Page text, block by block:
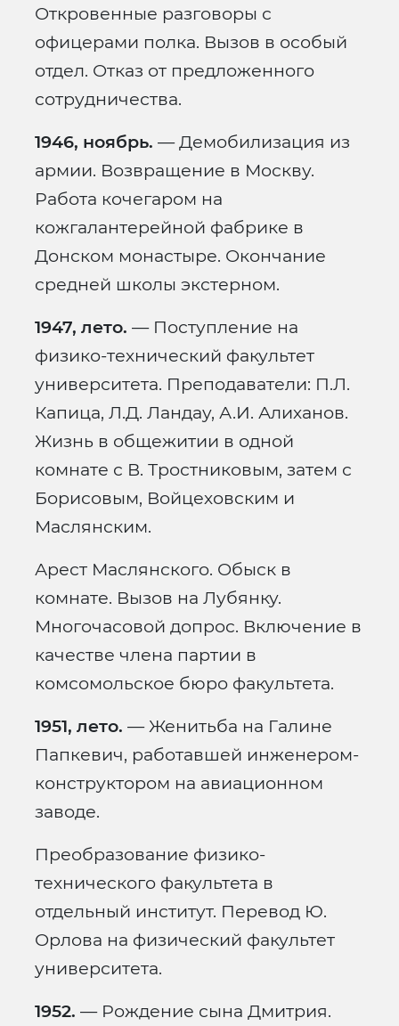
Откровенные разговоры с
офицерами полка. Вызов в особый
отдел. Отказ от предложенного
сотрудничества.
1946, ноябрь. — Демобилизация из
армии. Возвращение в Москву.
Работа кочегаром на
кожгалантерейной фабрике в
Донском монастыре. Окончание
средней школы экстерном.
1947, лето. — Поступление на
физико-технический факультет
университета. Преподаватели: П.Л.
Капица, Л.Д. Ландау, А.И. Алиханов.
Жизнь в общежитии в одной
комнате с В. Тростниковым, затем с
Борисовым, Войцеховским и
Маслянским.
Арест Маслянского. Обыск в
комнате. Вызов на Лубянку.
Многочасовой допрос. Включение в
качестве члена партии в
комсомольское бюро факультета.
1951, лето. — Женитьба на Галине
Папкевич, работавшей инженером-
конструктором на авиационном
заводе.
Преобразование физико-
технического факультета в
отдельный институт. Перевод Ю.
Орлова на физический факультет
университета.
1952. — Рождение сына Дмитрия.